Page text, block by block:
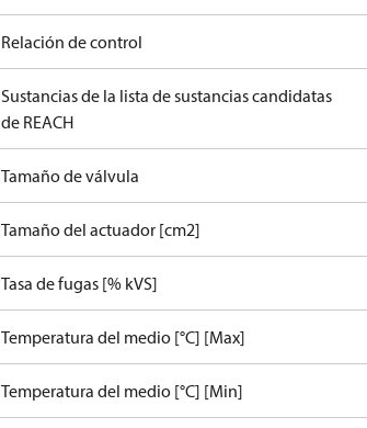
Relación de control
Sustancias de la lista de sustancias candidatas
de REACH
Tamaño de válvula
Tamaño del actuador [cm2]
Tasa de fugas [% kVS]
Temperatura del medio [°C] [Max]
Temperatura del medio [°C] [Min]